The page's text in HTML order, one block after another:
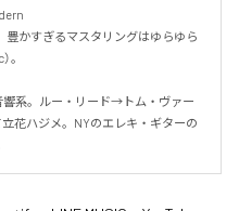
かすぎるマスタリングはゆらゆら
。
系。ルー・リード→トム・ヴァー
花ハジメ。NYのエレキ・ギターの